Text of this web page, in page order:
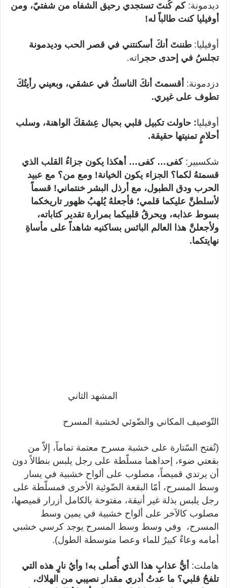
ديدمونة: كم كُنتَ تستجدي رحيق الشفاه من شفتيّ، ومن
أوفيليا كنت طالباً له!
أوفيليا: طننتَ أنكَ أسكنتني في قصر الحب وديدمونة
تجلسُ في إحدى حجر اته.
دزدمونة: أقسمتَ أنكَ الناسكُ في عشقي، وبعيني رأيتُكَ
تطوف على غيري.
أوفيليا: حاولت تكبيل قلبي بحبال عِشقكَ الواهنة، وسلب
أحلامٍ تمنيتها حقيقة.
شكسبير: كفى… كفى… أهكذا يكون جزاءُ القلب الذي
قسمتهُ لكما؟ الجزاء يكون الخيانة! ومع من؟ مع عبيد
الحرب ودق الطبول، مع أرذل البشر خنتماني! قسماً
لأسلطنَّ عليكما قلمي؛ فأجعلهُ يُلهبُ ظهور تاريخكما
بسوط عذابه، ويحرقُ قلبيكما بمرارة تقدير كتاباته،
ولأجعلنَّ هذا العالم البائس بساكنيه شاهداً على مأساةِ
نهايتكما.
المشهد الثاني
التّوصيف المكاني والضّوئي لخشبة المسرح
(تُفتح السّتارة على خشبة مسرح معتمة تماماً، إلاّ من
بقعتي ضوء، إحداهما مسلّطة على رجل يلبس بنطالاً دون
أن يرتدي قميصاً، مصلوب على ألواح خشبية في يسار
وسط المسرح، أمّا البقعة الضّوئية الأخرى فمسلّطة على
رجل يلبس بذلة غير أنيقة، مفتوحة بالكامل أزرار قميصها،
مصلوب كالآخر على ألواح خشبية في يمين وسط
المسرح، وفي وسط وسط المسرح يوجد كرسي خشبي
أمامه وعاءٌ كبيرٌ للماء وعصا متوسطة الطول).
هاملت: أيُّ عذابٍ هذا الذي أُصلى به! وأيُ نارٍ هذه التي
تلفحُ قلبي؟ ما عدتُ أدري مقدار نصيبي من الهلاك،